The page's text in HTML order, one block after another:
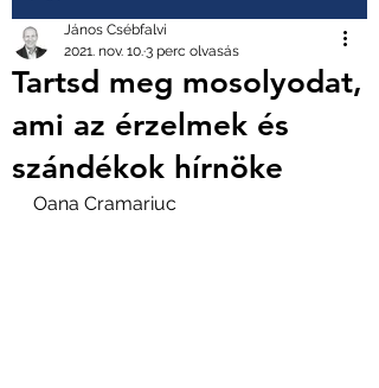
Tartsd meg mosolyodat,
ami az érzelmek és
szándékok hírnöke
János Csébfalvi
2021. nov. 10. 3 perc olvasás
Oana Cramariuc